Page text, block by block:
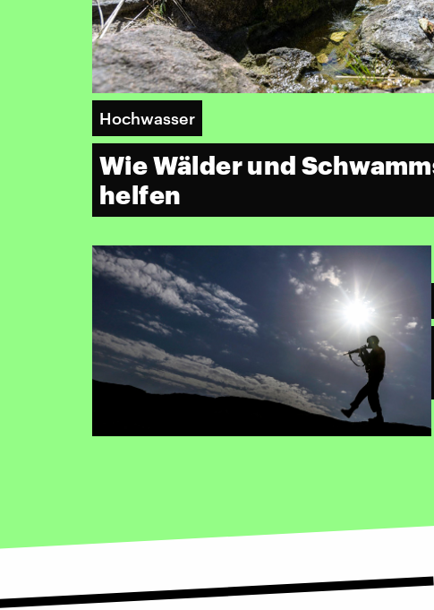
Hochwasser
Wie Wälder und
helfen